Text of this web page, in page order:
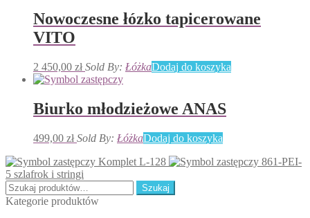
1
950,00 zł
650,00 zł
Nowoczesne łózko tapicerowane
VITO
2 450,00 zł Sold By: ŁóżkaDodaj do koszyka
Biurko młodzieżowe ANAS
499,00 zł Sold By: ŁóżkaDodaj do koszyka
Komplet L-128
861-PEI-
5 szlafrok i stringi
Szukaj:
Szukaj
Kategorie produktów